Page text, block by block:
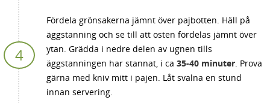
Fördela grönsakerna jämnt över pajbotten. Häll på
äggstanning och se till att osten fördelas jämnt över
ytan. Grädda i nedre delen av ugnen tills
äggstanningen har stannat, i ca 35-40 minuter. Prova
gärna med kniv mitt i pajen. Låt svalna en stund
innan servering.